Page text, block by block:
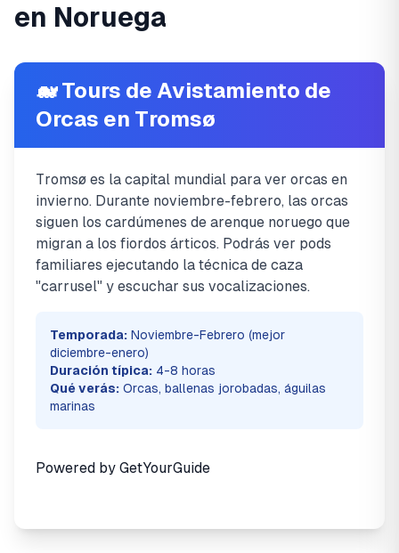
en Noruega
🐋 Tours de Avistamiento de
Orcas en Tromsø
Tromsø es la capital mundial para ver orcas en
invierno. Durante noviembre-febrero, las orcas
siguen los cardúmenes de arenque noruego que
migran a los fiordos árticos. Podrás ver pods
familiares ejecutando la técnica de caza
"carrusel" y escuchar sus vocalizaciones.
Temporada: Noviembre-Febrero (mejor
diciembre-enero)
Duración típica: 4-8 horas
Qué verás: Orcas, ballenas jorobadas, águilas
marinas
Powered by GetYourGuide